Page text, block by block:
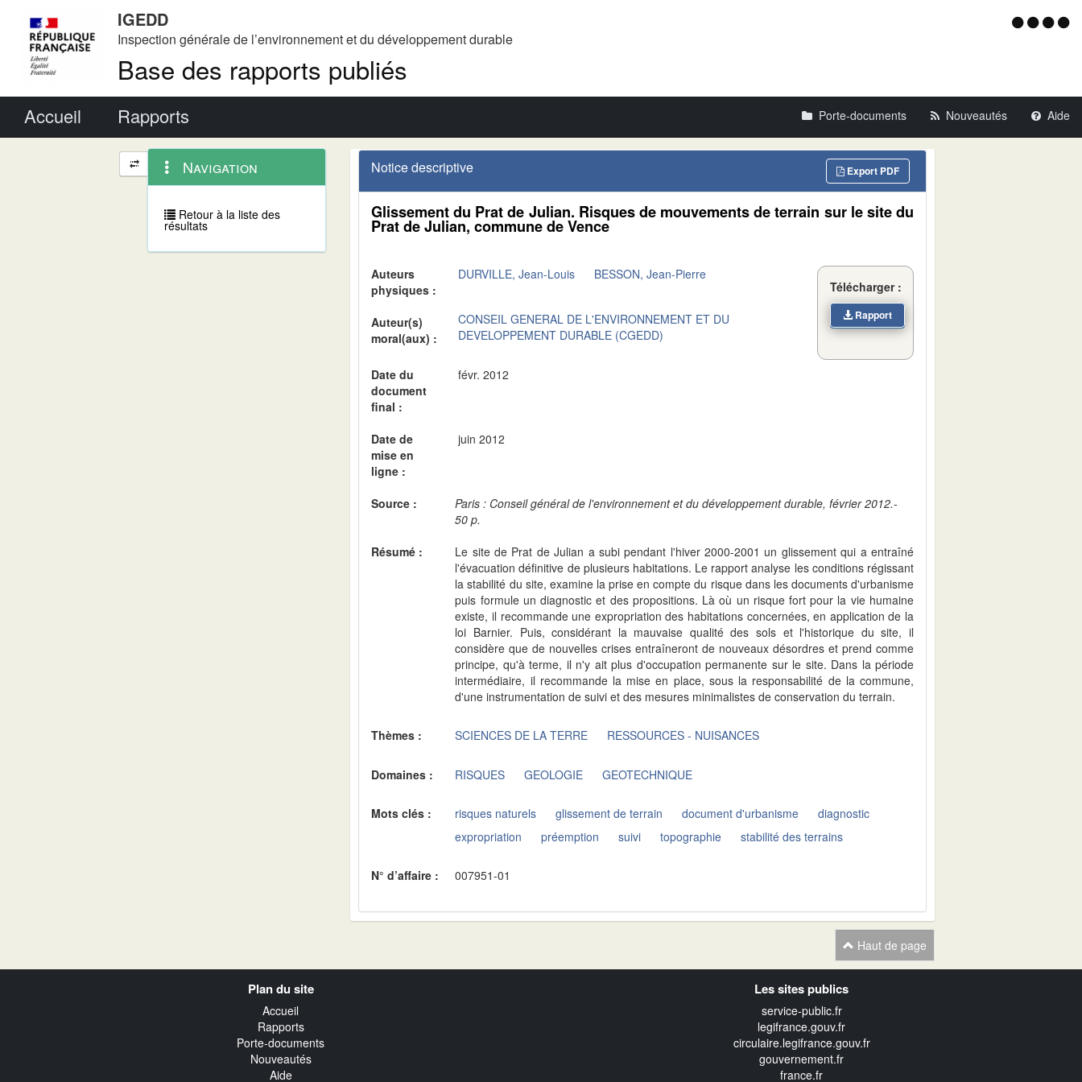
IGEDD
Inspection générale de l’environnement et du développement durable
Base des rapports publiés
Menu
Accueil Rapports Porte-documents Nouveautés Aide
Navigation
et
outils
annexes
contextuel
Navigation
Retour à la liste des
résultats
Notice descriptive Export PDF
Glissement du Prat de Julian. Risques de mouvements de terrain sur le site du
Prat de Julian, commune de Vence
Auteurs
physiques :
DURVILLE, Jean-Louis BESSON, Jean-Pierre
Auteur(s)
moral(aux) :
CONSEIL GENERAL DE L'ENVIRONNEMENT ET DU
DEVELOPPEMENT DURABLE (CGEDD)
Date du
document
final :
févr. 2012
Date de
mise en
ligne :
juin 2012
Télécharger :
Rapport
Source :
Paris : Conseil général de l'environnement et du développement durable, février 2012.-
50 p.
Résumé :
Le site de Prat de Julian a subi pendant l'hiver 2000-2001 un glissement qui a entraîné
l'évacuation définitive de plusieurs habitations. Le rapport analyse les conditions régissant
la stabilité du site, examine la prise en compte du risque dans les documents d'urbanisme
puis formule un diagnostic et des propositions. Là où un risque fort pour la vie humaine
existe, il recommande une expropriation des habitations concernées, en application de la
loi Barnier. Puis, considérant la mauvaise qualité des sols et l'historique du site, il
considère que de nouvelles crises entraîneront de nouveaux désordres et prend comme
principe, qu'à terme, il n'y ait plus d'occupation permanente sur le site. Dans la période
intermédiaire, il recommande la mise en place, sous la responsabilité de la commune,
d'une instrumentation de suivi et des mesures minimalistes de conservation du terrain.
Thèmes : SCIENCES DE LA TERRE RESSOURCES - NUISANCES
Domaines : RISQUES GEOLOGIE GEOTECHNIQUE
Mots clés : risques naturels glissement de terrain document d'urbanisme
diagnostic
expropriation
préemption suivi topographie stabilité des terrains
N° d’affaire : 007951-01
Haut de page
Plan du site
Accueil
Rapports
Porte-documents
Nouveautés
Aide
Les sites publics
service-public.fr
legifrance.gouv.fr
circulaire.legifrance.gouv.fr
gouvernement.fr
france.fr